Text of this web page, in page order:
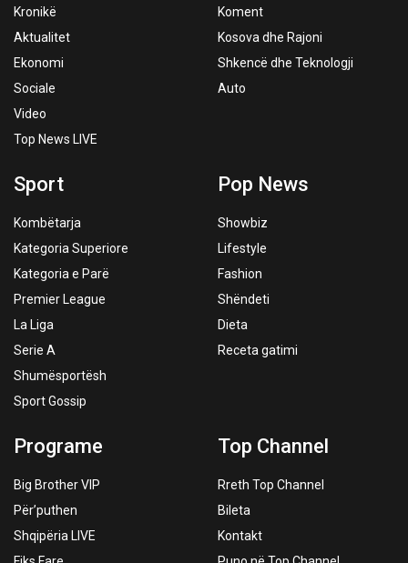
Kronikë
Aktualitet
Ekonomi
Sociale
Video
Top News LIVE
Koment
Kosova dhe Rajoni
Shkencë dhe Teknologji
Auto
Sport
Kombëtarja
Kategoria Superiore
Kategoria e Parë
Premier League
La Liga
Serie A
Shumësportësh
Sport Gossip
Pop News
Showbiz
Lifestyle
Fashion
Shëndeti
Dieta
Receta gatimi
Programe
Big Brother VIP
Për’puthen
Shqipëria LIVE
Top Channel
Rreth Top Channel
Bileta
Kontakt